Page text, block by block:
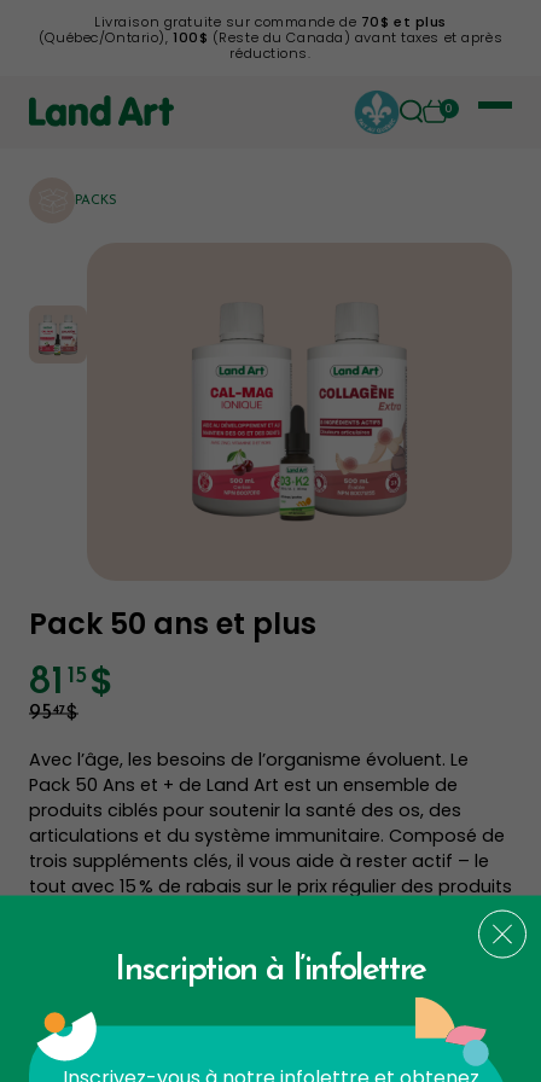
Livraison gratuite sur commande de 70$ et plus
(Québec/Ontario), 100$ (Reste du Canada) avant taxes et après
réductions.
0
PACKS
Pack 50 ans et plus
81 15 $
9547$
Avec l’âge, les besoins de l’organisme évoluent. Le
Pack 50 Ans et + de Land Art est un ensemble de
produits ciblés pour soutenir la santé des os, des
articulations et du système immunitaire. Composé de
trois suppléments clés, il vous aide à rester actif – le
tout avec 15 % de rabais sur le prix régulier des produits
Quantité AJOUTER AU PANIER
Inscription à l’infolettre